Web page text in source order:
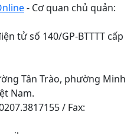
- Cơ quan chủ quản:
tử số 140/GP-BTTTT cấp
Tân Trào, phường Minh
Nam.
/ Fax: